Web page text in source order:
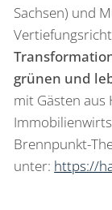
Sachsen) und
grünen und
mit Gästen aus
Brennpunkt-
unter: https://